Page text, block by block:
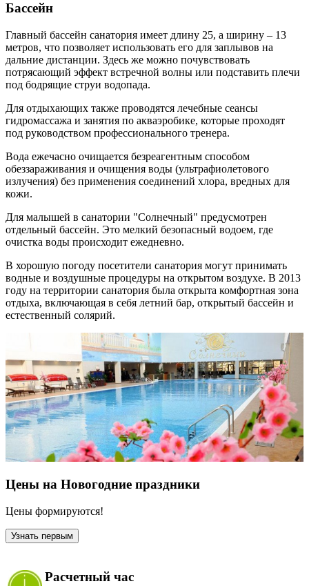
Бассейн
Главный бассейн санатория имеет длину 25, а ширину – 13
метров, что позволяет использовать его для заплывов на
дальние дистанции. Здесь же можно почувствовать
потрясающий эффект встречной волны или подставить плечи
под бодрящие струи водопада.
Для отдыхающих также проводятся лечебные сеансы
гидромассажа и занятия по акваэробике, которые проходят
под руководством профессионального тренера.
Вода ежечасно очищается безреагентным способом
обеззараживания и очищения воды (ультрафиолетового
излучения) без применения соединений хлора, вредных для
кожи.
Для малышей в санатории "Солнечный" предусмотрен
отдельный бассейн. Это мелкий безопасный водоем, где
очистка воды происходит ежедневно.
В хорошую погоду посетители санатория могут принимать
водные и воздушные процедуры на открытом воздухе. В 2013
году на территории санатория была открыта комфортная зона
отдыха, включающая в себя летний бар, открытый бассейн и
естественный солярий.
Цены на Новогодние праздники
Цены формируются!
Узнать первым
Расчетный час